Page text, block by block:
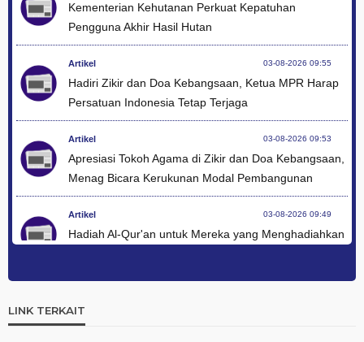
Kementerian Kehutanan Perkuat Kepatuhan
Pengguna Akhir Hasil Hutan
Artikel 03-08-2026 09:55
Hadiri Zikir dan Doa Kebangsaan, Ketua MPR Harap
Persatuan Indonesia Tetap Terjaga
Artikel 03-08-2026 09:53
Apresiasi Tokoh Agama di Zikir dan Doa Kebangsaan,
Menag Bicara Kerukunan Modal Pembangunan
Artikel 03-08-2026 09:49
Hadiah Al-Qur'an untuk Mereka yang Menghadiahkan
Ini Teks Lengkap Doa Kebangsaan Umat Kristen
Protestan di Monas
LINK TERKAIT